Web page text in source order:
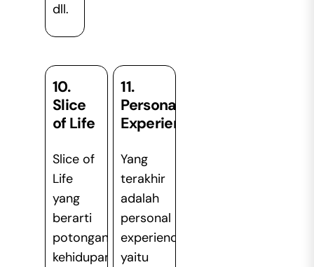
dll.
10.
Slice
of Life
Slice of
Life
yang
berarti
potongan
kehidupan,
11.
Personal
Experience
Yang
terakhir
adalah
personal
experience,
yaitu